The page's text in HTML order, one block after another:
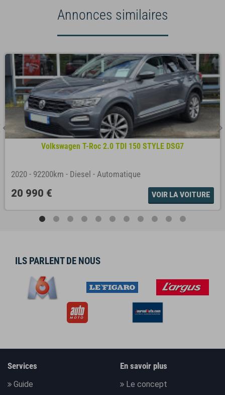
Annonces similaires
Volkswagen T-Roc 2.0 TDI 150 STYLE DSG7
2020 - 92200km - Diesel - Automatique
20 990 € VOIR LA VOITURE
ILS PARLENT DE NOUS
Services
Guide
En savoir plus
Le concept